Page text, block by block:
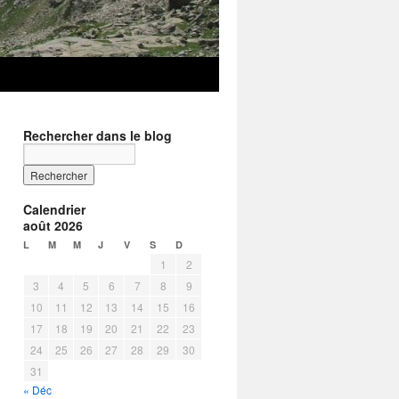
Rechercher dans le blog
Calendrier
août 2026
L M M J V S D
1
2
3
4 5 6 7 8
9
10
11 12 13 14 15
16
17
18 19 20 21 22
23
24
25 26 27 28 29
30
31
« Déc